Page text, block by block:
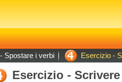
Spostare i verbi Esercizio -
Esercizio -